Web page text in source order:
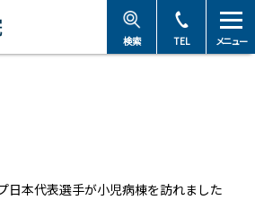
メニュー
TEL
検索
日本代表選手が小児病棟を訪れました